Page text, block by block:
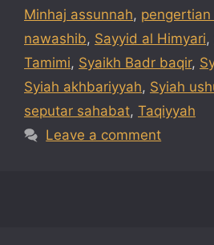
Minhaj assunnah,
nawashib, Sayyid al Himyari,
Tamimi, Syaikh Badr baqir,
Syiah akhbariyyah, Syiah
seputar sahabat, Taqiyyah
Leave a comment